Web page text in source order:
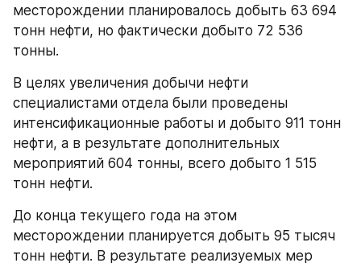
месторождении планировалось добыть 63 694
тонн нефти, но фактически добыто 72 536
тонны.
В целях увеличения добычи нефти
специалистами отдела были проведены
интенсификационные работы и добыто 911 тонн
нефти, а в результате дополнительных
мероприятий 604 тонны, всего добыто 1 515
тонн нефти.
До конца текущего года на этом
месторождении планируется добыть 95 тысяч
тонн нефти. В результате реализуемых мер